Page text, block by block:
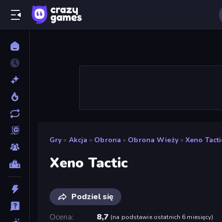
Gry » Akcja » Obrona » Obrona Wieży » Xeno
Xeno Tactic
Podziel się
Ocena
8,7 (na podstawie ostatnich 6 miesięcy)